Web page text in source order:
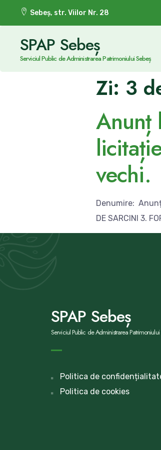
Sebeș, str. Viilor Nr. 28
SPAP Sebeș
Serviciul Public de Administrarea Patrimoniului Sebeș
Zi: 3
Anunț
vechi.
Denumire:
DE SARCINI 3.
SPAP Sebeș
Serviciul Public de Administrarea Patrimoniului
Politica de
Politica de cookies